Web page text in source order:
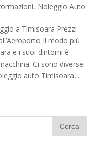
, Noleggio Auto
a Timisoara Prezzi
Il modo più
e i suoi dintorni è
Ci sono diverse
auto Timisoara,...